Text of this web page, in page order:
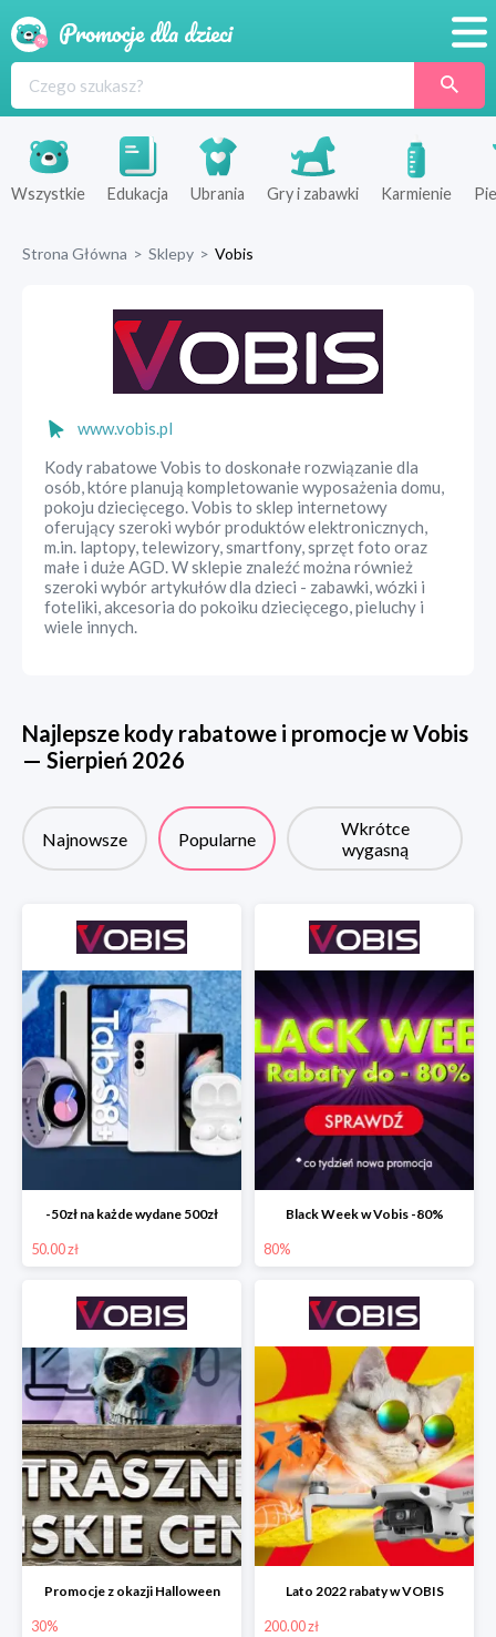
Produkty
Sklepy
Wszystkie Edukacja Ubrania Gry i zabawki Karmienie
Strona Główna > Sklepy > Vobis
www.vobis.pl
Kody rabatowe Vobis to doskonałe rozwiązanie dla
osób, które planują kompletowanie wyposażenia domu,
pokoju dziecięcego. Vobis to sklep internetowy
oferujący szeroki wybór produktów elektronicznych,
m.in. laptopy, telewizory, smartfony, sprzęt foto oraz
małe i duże AGD. W sklepie znaleźć można również
szeroki wybór artykułów dla dzieci - zabawki, wózki i
foteliki, akcesoria do pokoiku dziecięcego, pieluchy i
wiele innych.
Najlepsze kody rabatowe i promocje wVobis
— Sierpień 2026
Najnowsze Popularne
Wkrótce
wygasną
-50zł na każde wydane 500zł
50.00 zł
Black Week w Vobis -80%
80%
Promocje z okazji Halloween
30%
Lato 2022 rabaty w VOBIS
200.00 zł